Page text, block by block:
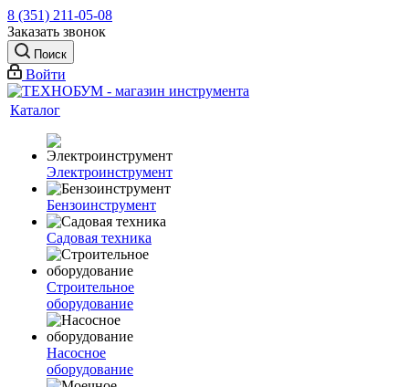
8 (351) 211-05-08
Заказать звонок
Поиск
Войти
Каталог
Электроинструмент
Бензоинструмент
Садовая техника
Строительное
оборудование
Насосное
оборудование